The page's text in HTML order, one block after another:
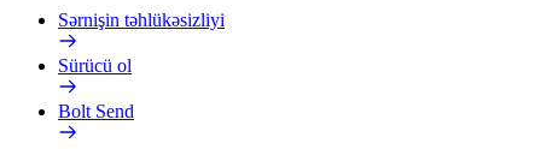
Sərnişin təhlükəsizliyi
Sürücü ol
Bolt Send